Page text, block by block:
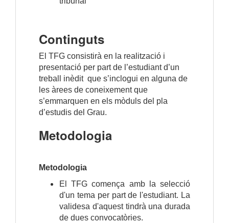
Continguts
El TFG consistirà en la realització i
presentació per part de l’estudiant d’un
treball inèdit que s’inclogui en alguna de
les àrees de coneixement que
s’emmarquen en els mòduls del pla
d’estudis del Grau.
Metodologia
Metodologia
El TFG comença amb la selecció
d'un tema per part de l'estudiant. La
validesa d'aquest tindrà una durada
de dues convocatòries.